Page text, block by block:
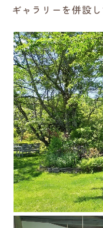
ギャラリーを併設し